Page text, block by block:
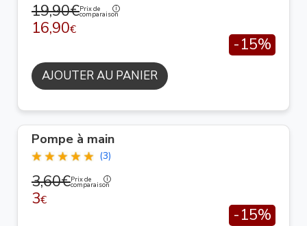
19,90€Prix de
comparaison
16,90€
-15%
AJOUTER AU PANIER
Pompe à main
(3)
3,60€Prix de
comparaison
3€
-15%